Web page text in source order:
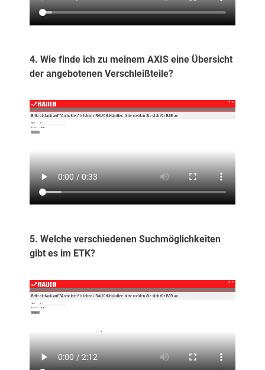
4. Wie finde ich zu meinem AXIS eine Übersicht
der angebotenen Verschleißteile?
5. Welche verschiedenen Suchmöglichkeiten
gibt es im ETK?